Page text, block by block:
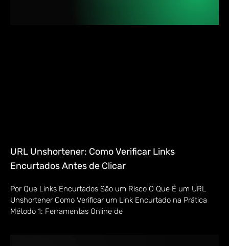
URL Unshortener: Como Verificar Links
Encurtados Antes de Clicar
Por Que Links Encurtados São um Risco O Que É um URL
Unshortener Como Verificar um Link Encurtado na Prática
Método 1: Ferramentas Online de